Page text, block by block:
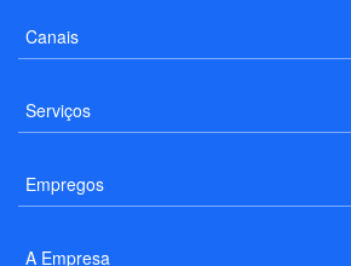
Canais
Serviços
Empregos
A Empresa